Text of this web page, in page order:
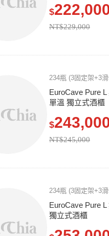
$
NT$229,000
234瓶 (3固定架+3
EuroCave Pure
單溫 獨立式酒櫃
$
NT$245,000
234瓶 (3固定架+3
EuroCave Pure
獨立式酒櫃